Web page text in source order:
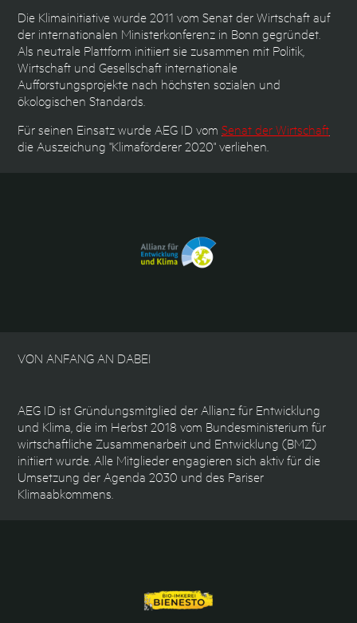
Die Klimainitiative wurde 2011 vom Senat der Wirtschaft auf
der internationalen Ministerkonferenz in Bonn gegründet.
Als neutrale Plattform initiiert sie zusammen mit Politik,
Wirtschaft und Gesellschaft internationale
Aufforstungsprojekte nach höchsten sozialen und
ökologischen Standards.
Für seinen Einsatz wurde AEG ID vomSenat der Wirtschaft
die Auszeichung "Klimaförderer 2020" verliehen.
VON ANFANG AN DABEI
AEG ID ist Gründungsmitglied der Allianz für Entwicklung
und Klima, die im Herbst 2018 vom Bundesministerium für
wirtschaftliche Zusammenarbeit und Entwicklung (BMZ)
initiiert wurde. Alle Mitglieder engagieren sich aktiv für die
Umsetzung der Agenda 2030 und des Pariser
Klimaabkommens.